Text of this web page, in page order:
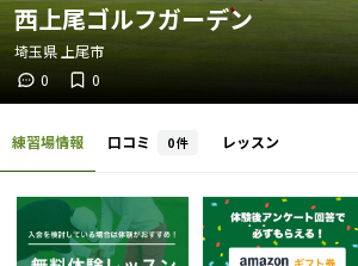
西上尾ゴルフガーデン
埼玉県 上尾市
0
0
練習場情報 口コミ 0件 レッスン